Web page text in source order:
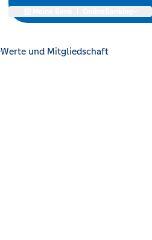
Werte und Mitgliedschaft